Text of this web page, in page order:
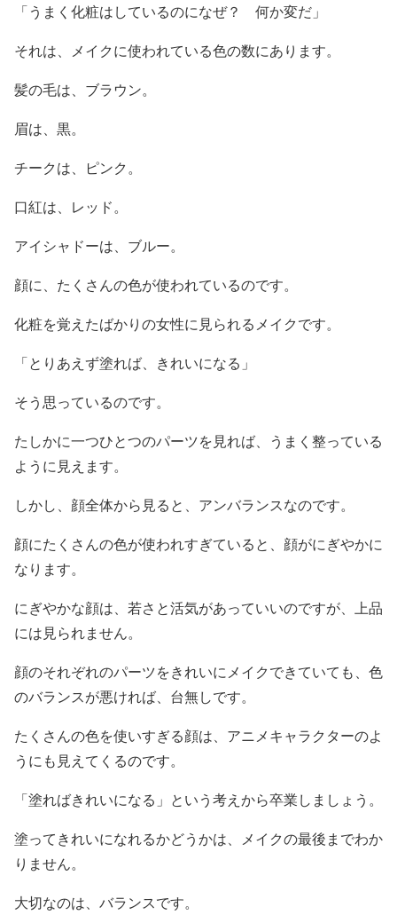
「うまく化粧はしているのになぜ？ 何か変だ」
それは、メイクに使われている色の数にあります。
髪の毛は、ブラウン。
眉は、黒。
チークは、ピンク。
口紅は、レッド。
アイシャドーは、ブルー。
顔に、たくさんの色が使われているのです。
化粧を覚えたばかりの女性に見られるメイクです。
「とりあえず塗れば、きれいになる」
そう思っているのです。
たしかに一つひとつのパーツを見れば、うまく整っている
ように見えます。
しかし、顔全体から見ると、アンバランスなのです。
顔にたくさんの色が使われすぎていると、顔がにぎやかに
なります。
にぎやかな顔は、若さと活気があっていいのですが、上品
には見られません。
顔のそれぞれのパーツをきれいにメイクできていても、色
のバランスが悪ければ、台無しです。
たくさんの色を使いすぎる顔は、アニメキャラクターのよ
うにも見えてくるのです。
「塗ればきれいになる」という考えから卒業しましょう。
塗ってきれいになれるかどうかは、メイクの最後までわか
りません。
大切なのは、バランスです。